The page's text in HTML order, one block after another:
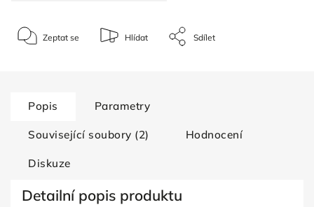
Zeptat se Hlídat Sdílet
Popis Parametry
Související soubory (2) Hodnocení
Diskuze
Detailní popis produktu